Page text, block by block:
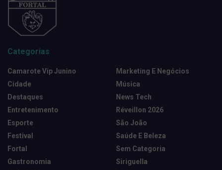
Categorias
Camarote Vip Junino
Cidade
Destaques
Entretenimento
Esporte
Festival
Fortal
Gastronomia
Marketing E Negócios
Música
News Tech
Réveillon 2026
São João
Saúde E Beleza
Sem Categoria
Siriguella